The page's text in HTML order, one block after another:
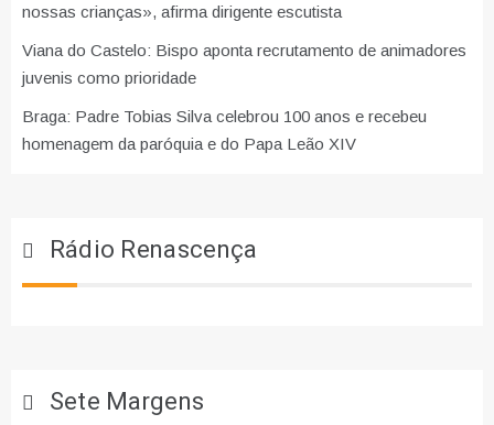
nossas crianças», afirma dirigente escutista
Viana do Castelo: Bispo aponta recrutamento de animadores
juvenis como prioridade
Braga: Padre Tobias Silva celebrou 100 anos e recebeu
homenagem da paróquia e do Papa Leão XIV
Rádio Renascença
Sete Margens